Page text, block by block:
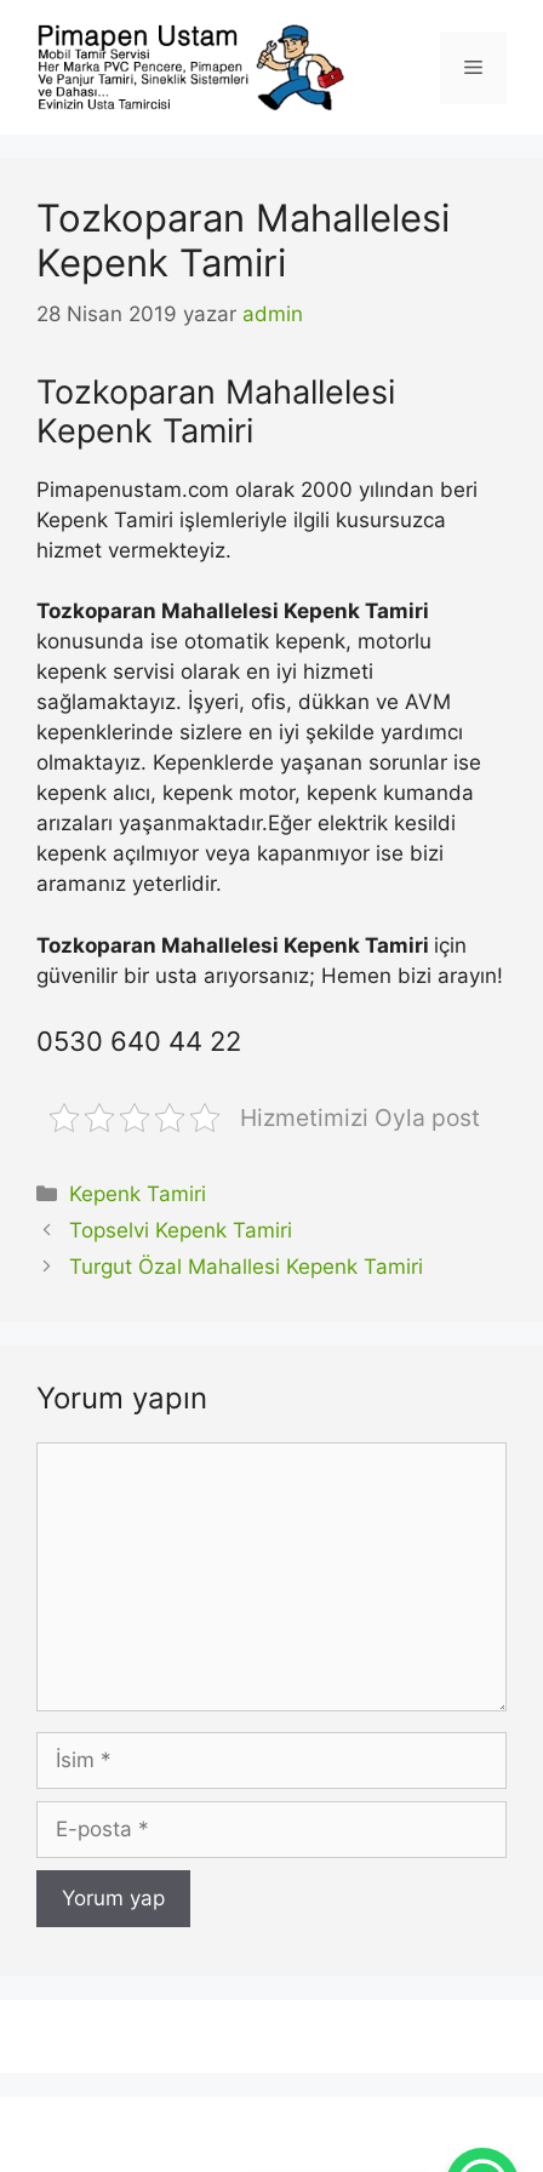
Menü
Tozkoparan Mahallelesi
Kepenk Tamiri
28 Nisan 2019 yazar admin
Tozkoparan Mahallelesi
Kepenk Tamiri
Pimapenustam.com olarak 2000 yılından beri
Kepenk Tamiri işlemleriyle ilgili kusursuzca
hizmet vermekteyiz.
Tozkoparan Mahallelesi Kepenk Tamiri
konusunda ise otomatik kepenk, motorlu
kepenk servisi olarak en iyi hizmeti
sağlamaktayız. İşyeri, ofis, dükkan ve AVM
kepenklerinde sizlere en iyi şekilde yardımcı
olmaktayız. Kepenklerde yaşanan sorunlar ise
kepenk alıcı, kepenk motor, kepenk kumanda
arızaları yaşanmaktadır.Eğer elektrik kesildi
kepenk açılmıyor veya kapanmıyor ise bizi
aramanız yeterlidir.
Tozkoparan Mahallelesi Kepenk Tamiri için
güvenilir bir usta arıyorsanız; Hemen bizi arayın!
0530 640 44 22
Hizmetimizi Oyla post
Kategoriler
Kepenk Tamiri
Topselvi Kepenk Tamiri
Turgut Özal Mahallesi Kepenk Tamiri
Yorum yapın
İsim
posta